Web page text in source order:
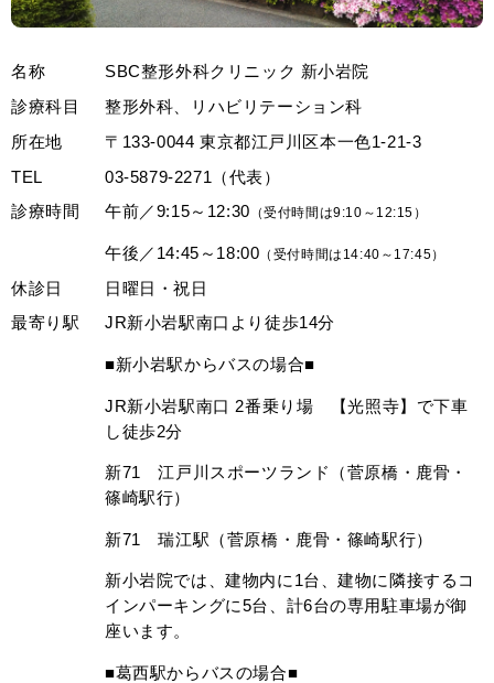
名称
SBC整形外科クリニック 新小岩院
診療科目
整形外科、リハビリテーション科
所在地
〒133-0044 東京都江戸川区本一色1-21-3
TEL
03-5879-2271（代表）
診療時間
午前／9:15～12:30 （受付時間は9:10～12:15）
午後／14:45～18:00 （受付時間は14:40～17:45）
休診日
日曜日・祝日
最寄り駅
JR新小岩駅南口より徒歩14分
■新小岩駅からバスの場合■
JR新小岩駅南口 2番乗り場 【光照寺】で下車
し徒歩2分
新71 江戸川スポーツランド（菅原橋・鹿骨・
篠崎駅行）
新71 瑞江駅（菅原橋・鹿骨・篠崎駅行）
新小岩院では、建物内に1台、建物に隣接するコ
インパーキングに5台、計6台の専用駐車場が御
座います。
■葛西駅からバスの場合■